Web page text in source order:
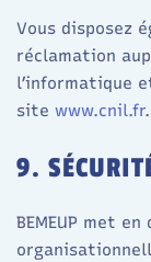
Vous disposez
réclamation
l’informatique
site www.cnil.fr.​
9.
BEMEUP met